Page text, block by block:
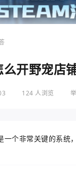
开野宠店
124 人浏览
一个非常关键的系统